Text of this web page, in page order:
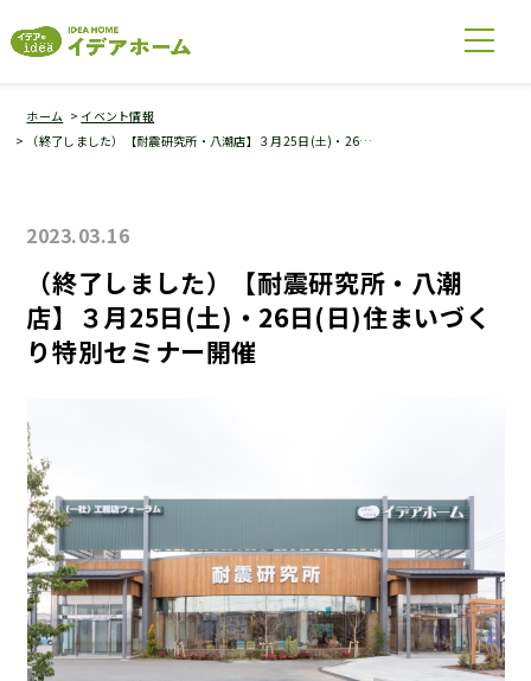
ホーム
イベント情報
（終了しました）【耐震研究所・八潮店】３月25日(土)・26…
2023.03.16
（終了しました）【耐震研究所・八潮
店】３月25日(土)・26日(日)住まいづく
り特別セミナー開催